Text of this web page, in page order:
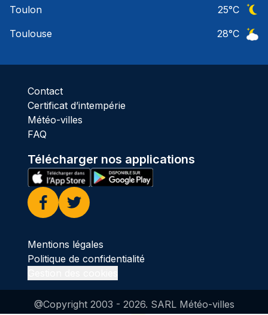
Toulon
25°C
Toulouse
28°C
Contact
Certificat d’intempérie
Météo-villes
FAQ
Télécharger nos applications
Facebook
Twitter
Mentions légales
Politique de confidentialité
@Copyright 2003 - 2026. SARL Météo-villes